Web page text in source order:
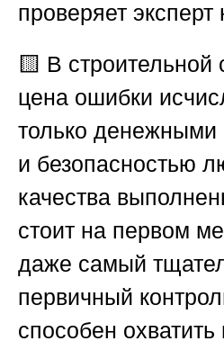
🟨 В строительной
цена ошибки
только денежными
и безопасностью
качества
стоит на первом
даже самый
первичный
способен